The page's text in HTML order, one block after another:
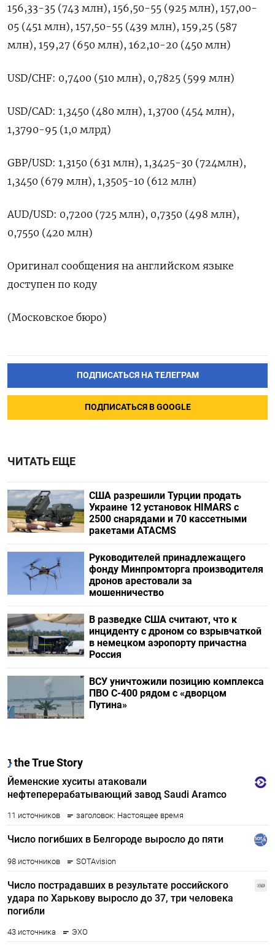
156,33-35 (743 млн), 156,50-55 (925 млн), ​157,00-
05 (451 ​млн), ‌157,50-55 (439 млн), 159,25 (587 ​
млн), 159,27 (650 млн), 162,10-20 (450 млн)
USD/CHF: 0,7400 (510 млн), 0,7825 (599 млн)
USD/CAD: 1,3450 (480 млн), 1,3700 (454 млн),
1,3790-95 (1,0 млрд)
GBP/USD: 1,3150 (631 ​млн), 1,3425-30 (724млн),
⁠1,3450 (679 млн), 1,3505-10 (612 млн)
AUD/USD: 0,7200 (725 ‌млн), 0,7350 (498 млн),
‌0,7550 (420 млн)
Оригинал сообщения на английском ​языке
доступен по ‌коду
(Московское бюро)
ПОДПИСАТЬСЯ НА ТЕЛЕГРАМ
ПОДПИСАТЬСЯ В GOOGLE
ЧИТАТЬ ЕЩЕ
США разрешили Турции продать
Украине 12 установок HIMARS с
2500 снарядами и 70 кассетными
ракетами ATACMS
Руководителей принадлежащего
фонду Минпромторга производителя
дронов арестовали за
мошенничество
В разведке США считают, что к
инциденту с дроном со взрывчаткой
в немецком аэропорту причастна
Россия
ВСУ уничтожили позицию комплекса
ПВО С-400 рядом с «дворцом
Путина»